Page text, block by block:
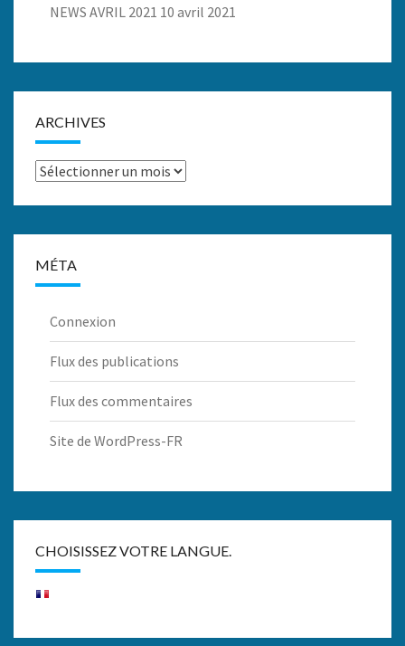
NEWS AVRIL 2021 10 avril 2021
ARCHIVES
Archives
MÉTA
Connexion
Flux des publications
Flux des commentaires
Site de WordPress-FR
CHOISISSEZ VOTRE LANGUE.